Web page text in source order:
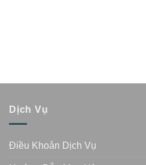
Dịch Vụ
Điều Khoản Dịch Vụ